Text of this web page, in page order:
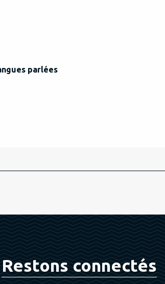
parlées
parlées
Restons connectés